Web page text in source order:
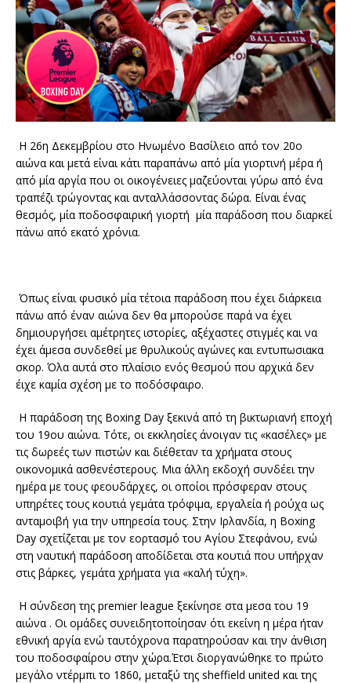
Η 26η Δεκεμβρίου στο Ηνωμένο Βασίλειο από τον 20ο
αιώνα και μετά είναι κάτι παραπάνω από μία γιορτινή μέρα ή
από μία αργία που οι οικογένειες μαζεύονται γύρω από ένα
τραπέζι τρώγοντας και ανταλλάσσοντας δώρα. Είναι ένας
θεσμός, μία ποδοσφαιρική γιορτή μία παράδοση που διαρκεί
πάνω από εκατό χρόνια.
Όπως είναι φυσικό μία τέτοια παράδοση που έχει διάρκεια
πάνω από έναν αιώνα δεν θα μπορούσε παρά να έχει
δημιουργήσει αμέτρητες ιστορίες, αξέχαστες στιγμές και να
έχει άμεσα συνδεθεί με θρυλικούς αγώνες και εντυπωσιακα
σκορ. Όλα αυτά στο πλαίσιο ενός θεσμού που αρχικά δεν
έιχε καμία σχέση με το ποδόσφαιρο.
Η παράδοση της Boxing Day ξεκινά από τη βικτωριανή εποχή
του 19ου αιώνα. Τότε, οι εκκλησίες άνοιγαν τις «κασέλες» με
τις δωρεές των πιστών και διέθεταν τα χρήματα στους
οικονομικά ασθενέστερους. Μια άλλη εκδοχή συνδέει την
ημέρα με τους φεουδάρχες, οι οποίοι πρόσφεραν στους
υπηρέτες τους κουτιά γεμάτα τρόφιμα, εργαλεία ή ρούχα ως
ανταμοιβή για την υπηρεσία τους. Στην Ιρλανδία, η Boxing
Day σχετίζεται με τον εορτασμό του Αγίου Στεφάνου, ενώ
στη ναυτική παράδοση αποδίδεται στα κουτιά που υπήρχαν
στις βάρκες, γεμάτα χρήματα για «καλή τύχη».
Η σύνδεση της premier league ξεκίνησε στα μεσα του 19
αιώνα . Οι ομάδες συνειδητοποίησαν ότι εκείνη η μέρα ήταν
εθνική αργία ενώ ταυτόχρονα παρατηρούσαν και την άνθιση
του ποδοσφαίρου στην χώρα.Έτσι διοργανώθηκε το πρώτο
μεγάλο ντέρμπι το 1860, μεταξύ της sheffield united και της